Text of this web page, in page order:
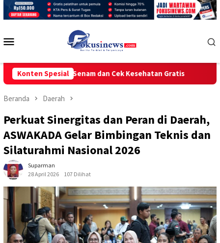
Loncat
Konten Spesial
Senam dan Cek Kesehatan Gratis POLRES METRO
Beranda Daerah
Perkuat Sinergitas dan Peran di Daerah,
ASWAKADA Gelar Bimbingan Teknis dan
Silaturahmi Nasional 2026
Suparman
28 April 2026
107 Dilihat